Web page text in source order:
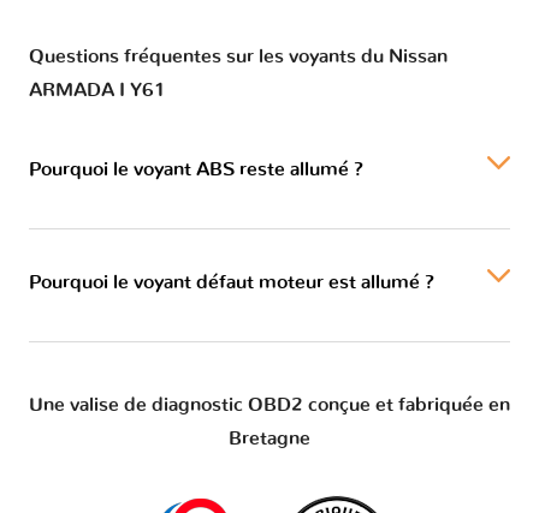
Questions fréquentes sur les voyants du Nissan
ARMADA I Y61
Pourquoi le voyant ABS reste allumé ?
Pourquoi le voyant défaut moteur est allumé ?
Une valise de diagnostic OBD2 conçue et fabriquée en
Bretagne